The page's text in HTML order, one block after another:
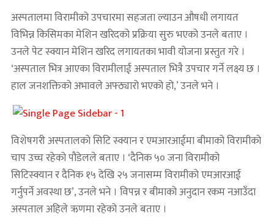
अस्पतालमा विरामीको उपचारमा सहजता ल्याउन औषधी लगायत
विभिन्न किसिमका मेशिन खरिदको प्रक्रिया सुरु भएको उनले बताए ।
उनले पेट स्क्यान मेशिन खरिद लगायतका भावी योजना प्रस्तुत गरे ।
‘अस्पताल भित्र आएका विरामीलाई अस्पताल भित्रै उपचार गर्ने लक्ष्य छ ।
हाल जनशक्तिको अभावले अफ्ठ्यारो भएको हो,’ उनले भने ।
विशेषगरी अस्पतालको सिटि स्क्यान र एमआरआईमा बीमाको विरामीको
चाप उच्च रहेको पौडेलले बताए । ‘दैनिक ५० जना विरामीको
सिटिस्क्यान र दैनिक १५ देखि २५ जनासम्म विरामीको एमआरआई
गर्नुपर्ने अवस्था छ’, उनले भने । विपन्न र बीमाको अनुदान रकम नआउँदा
अस्पताल अहिले ऋणमा रहेको उनले बताए ।